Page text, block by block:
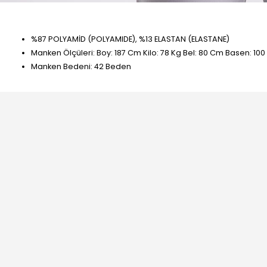
%87 POLYAMİD (POLYAMIDE), %13 ELASTAN (ELASTANE)
Manken Ölçüleri: Boy: 187 Cm Kilo: 78 Kg Bel: 80 Cm Basen:
Manken Bedeni: 42 Beden